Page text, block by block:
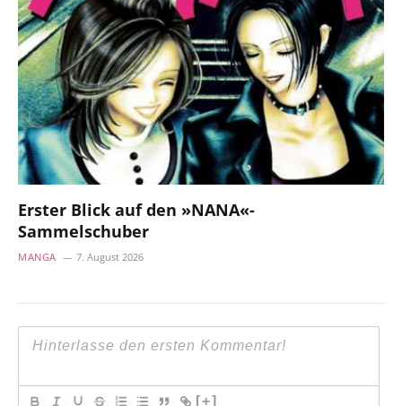
Erster Blick auf den »NANA«-
Sammelschuber
MANGA 7. August 2026
[+]